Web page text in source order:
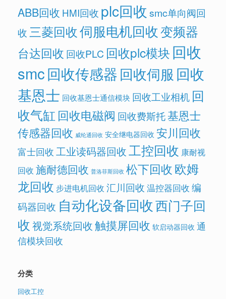
ABB回收 HMI回收 plc回收 smc单向阀回
收三菱回收伺服电机回收变频器
台达回收 回收PLC 回收plc模块 回收
smc回收传感器回收伺服 回收
基恩士 回收基恩士通信模块 回收工业相机 回
收气缸 回收电磁阀 回收费斯托基恩士
传感器回收 威纶通回收 安全继电器回收 安川回收
富士回收工业读码器回收工控回收 康耐视
回收 施耐德回收 普洛菲斯回收 松下回收欧姆
龙回收 步进电机回收 汇川回收 温控器回收 编
码器回收 自动化设备回收西门子回
收视觉系统回收触摸屏回收 软启动器回收 通
信模块回收
分类
回收工控